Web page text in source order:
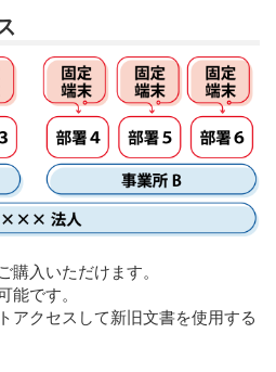
購入いただけます。
能です。
アクセスして新旧文書を使用する